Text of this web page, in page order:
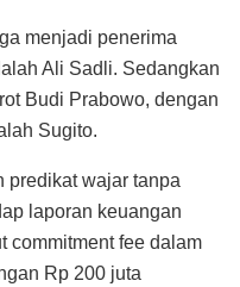
menjadi penerima
Ali Sadli. Sedangkan
Budi Prabowo, dengan
Sugito.
predikat wajar tanpa
laporan keuangan
commitment fee dalam
Rp 200 juta